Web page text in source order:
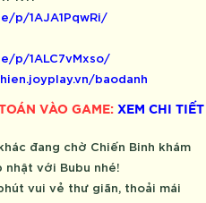
p/1AJA1PqwRi/
p/1ALC7vMxso/
baodanh
VÀO GAME: XEM CHI TIẾT
đang chờ Chiến Binh khám
nhật với Bubu nhé!
vui vẻ thư giãn, thoải mái